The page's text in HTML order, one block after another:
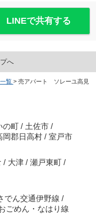
LINEで共有する
へ
覧 > 売アパート ソレーユ高見
の町 / 土佐市 /
岡郡日高村 / 室戸市
/ 大津 / 瀬戸東町 /
でん交通伊野線 /
ごめん・なはり線